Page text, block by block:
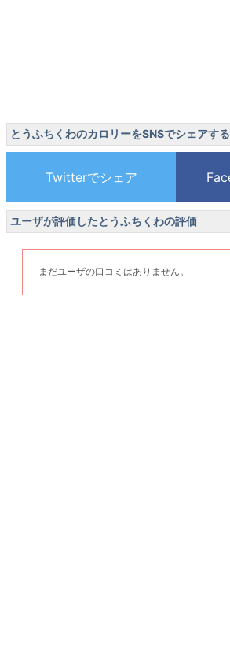
とうふちくわのカロリーをSNSでシェアする
ユーザが評価したとうふちくわの評価
まだユーザの口コミはありません。